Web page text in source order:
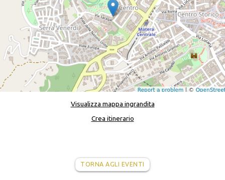
Visualizza mappa ingrandita
Crea itinerario
TORNA AGLI EVENTI